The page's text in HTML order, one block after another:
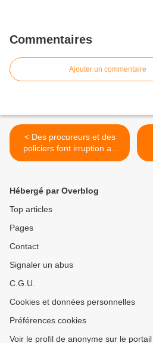
Commentaires
Ajouter un commentaire
< Des procureurs et des
policiers font irruption au
Palais du gouvernement du
Hébergé par Overblog
Top articles
Pages
Contact
Signaler un abus
C.G.U.
Cookies et données personnelles
Préférences cookies
Voir le profil de anonyme sur le